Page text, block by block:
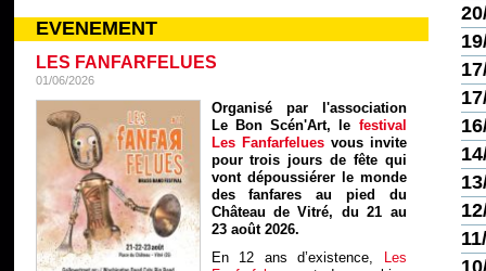
EVENEMENT
LES FANFARFELUES
01/06/2026
Organisé par l'association
Le Bon Scén'Art, le festival
Les Fanfarfelues vous invite
pour trois jours de fête qui
vont dépoussiérer le monde
des fanfares au pied du
Château de Vitré, du 21 au
23 août 2026.
En 12 ans d’existence, Les